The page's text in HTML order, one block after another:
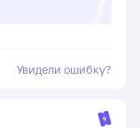
Увидели ошибку?